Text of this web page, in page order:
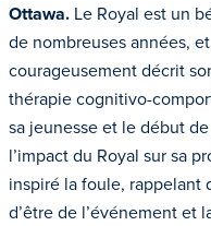
Ottawa. Le Royal est un
de nombreuses années,
courageusement décrit
thérapie cognitivo-
sa jeunesse et le début
l’impact du Royal sur sa
inspiré la foule, rappelant
d’être de l’événement et